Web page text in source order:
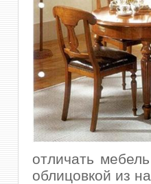
отличать
облицовкой из